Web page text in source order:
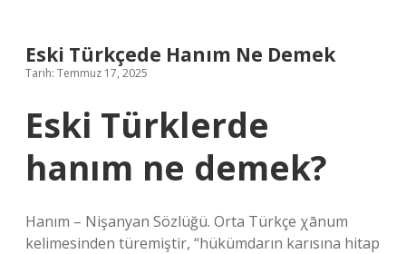
Eski Türkçede Hanım Ne Demek
Tarih: Temmuz 17, 2025
Eski Türklerde
hanım ne demek?
Hanım – Nişanyan Sözlüğü. Orta Türkçe χānum
kelimesinden türemiştir, “hükümdarın karısına hitap